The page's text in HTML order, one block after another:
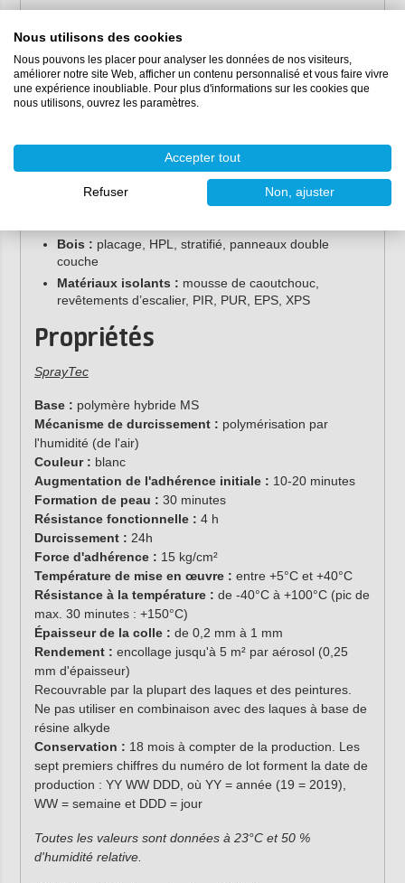
Le kit de démarrage Tec7 SprayTec convient au collage de
la quasi-totalité des matériaux de construction sur de
grandes surfaces, tels que :
sous-couches de toiture
Revêtements de sol :linoléum, vinyle, LVT, liège
Murs et cloisons :
membranes d’étanchéité,
panneaux isolants, parois de douche, panneaux
Bois : placage, HPL, stratifié, panneaux double
couche
Matériaux isolants : mousse de caoutchouc,
revêtements d’escalier, PIR, PUR, EPS, XPS
Propriétés
SprayTec
Base : polymère hybride MS
Mécanisme de durcissement : polymérisation par
l'humidité (de l'air)
Couleur : blanc
Augmentation de l'adhérence initiale : 10-20 minutes
Formation de peau : 30 minutes
Résistance fonctionnelle : 4 h
Durcissement : 24h
Force d'adhérence : 15 kg/cm²
Température de mise en œuvre : entre +5°C et +40°C
Résistance à la température : de -40°C à +100°C (pic de
max. 30 minutes : +150°C)
Épaisseur de la colle : de 0,2 mm à 1 mm
Rendement : encollage jusqu'à 5 m² par aérosol (0,25
mm d'épaisseur)
Recouvrable par la plupart des laques et des peintures.
Ne pas utiliser en combinaison avec des laques à base de
résine alkyde
Conservation : 18 mois à compter de la production. Les
sept premiers chiffres du numéro de lot forment la date de
production : YY WW DDD, où YY = année (19 = 2019),
WW = semaine et DDD = jour
Toutes les valeurs sont données à 23°C et 50 %
d'humidité relative.
Nous utilisons des cookies
Nous pouvons les placer pour analyser les données de nos visiteurs,
améliorer notre site Web, afficher un contenu personnalisé et vous faire vivre
une expérience inoubliable. Pour plus d'informations sur les cookies que
nous utilisons, ouvrez les paramètres.
Accepter tout
Refuser Non, ajuster